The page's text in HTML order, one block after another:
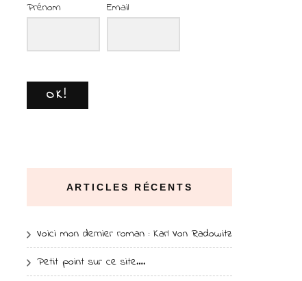
Prénom
Email
OK!
ARTICLES RÉCENTS
Voici mon dernier roman : Karl Von Radowitz
Petit point sur ce site….